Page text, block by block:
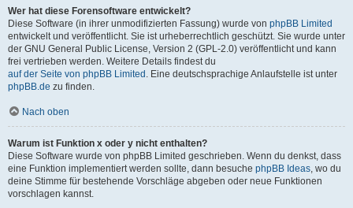
Wer hat diese Forensoftware entwickelt?
Diese Software (in ihrer unmodifizierten Fassung) wurde von phpBB Limited
entwickelt und veröffentlicht. Sie ist urheberrechtlich geschützt. Sie wurde unter
der GNU General Public License, Version 2 (GPL-2.0) veröffentlicht und kann
frei vertrieben werden. Weitere Details findest du
auf der Seite von phpBB Limited . Eine deutschsprachige Anlaufstelle ist unter
phpBB.de zu finden.
Nach oben
Warum ist Funktion x oder y nicht enthalten?
Diese Software wurde von phpBB Limited geschrieben. Wenn du denkst, dass
eine Funktion implementiert werden sollte, dann besuche phpBB Ideas, wo du
deine Stimme für bestehende Vorschläge abgeben oder neue Funktionen
vorschlagen kannst.